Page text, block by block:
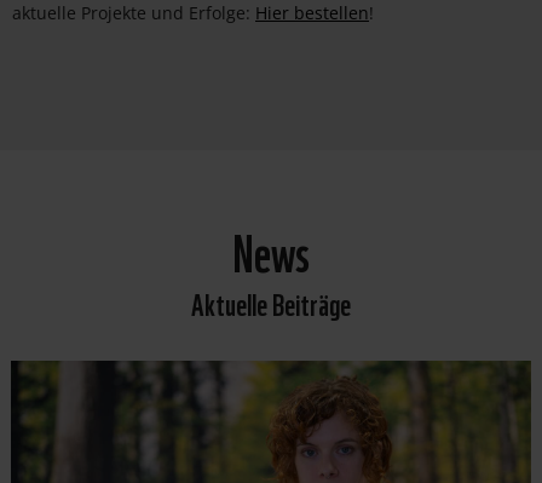
aktuelle Projekte und Erfolge: Hier bestellen!
News
Aktuelle Beiträge